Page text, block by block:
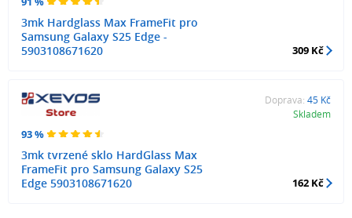
3mk Hardglass Max FrameFit pro
Samsung Galaxy S25 Edge -
5903108671620
309 Kč
93 %
3mk tvrzené sklo HardGlass Max
FrameFit pro Samsung Galaxy S25
Edge 5903108671620
Doprava: 45 Kč
Skladem
162 Kč